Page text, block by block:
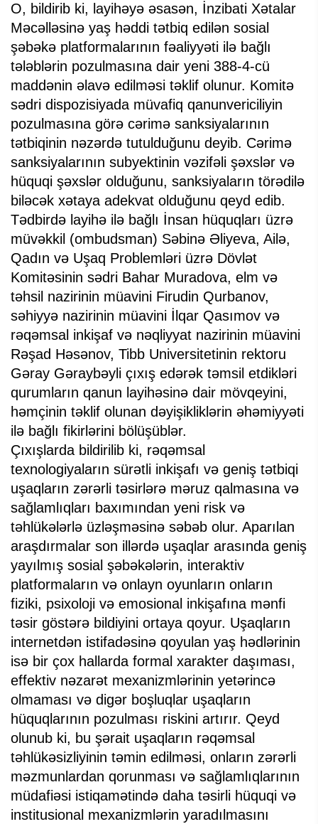
O, bildirib ki, layihəyə əsasən, İnzibati Xətalar
Məcəlləsinə yaş həddi tətbiq edilən sosial
şəbəkə platformalarının fəaliyyəti ilə bağlı
tələblərin pozulmasına dair yeni 388-4-cü
maddənin əlavə edilməsi təklif olunur. Komitə
sədri dispozisiyada müvafiq qanunvericiliyin
pozulmasına görə cərimə sanksiyalarının
tətbiqinin nəzərdə tutulduğunu deyib. Cərimə
sanksiyalarının subyektinin vəzifəli şəxslər və
hüquqi şəxslər olduğunu, sanksiyaların törədilə
biləcək xətaya adekvat olduğunu qeyd edib.
Tədbirdə layihə ilə bağlı İnsan hüquqları üzrə
müvəkkil (ombudsman) Səbinə Əliyeva, Ailə,
Qadın və Uşaq Problemləri üzrə Dövlət
Komitəsinin sədri Bahar Muradova, elm və
təhsil nazirinin müavini Firudin Qurbanov,
səhiyyə nazirinin müavini İlqar Qasımov və
rəqəmsal inkişaf və nəqliyyat nazirinin müavini
Rəşad Həsənov, Tibb Universitetinin rektoru
Gəray Gəraybəyli çıxış edərək təmsil etdikləri
qurumların qanun layihəsinə dair mövqeyini,
həmçinin təklif olunan dəyişikliklərin əhəmiyyəti
ilə bağlı fikirlərini bölüşüblər.
Çıxışlarda bildirilib ki, rəqəmsal
texnologiyaların sürətli inkişafı və geniş tətbiqi
uşaqların zərərli təsirlərə məruz qalmasına və
sağlamlıqları baxımından yeni risk və
təhlükələrlə üzləşməsinə səbəb olur. Aparılan
araşdırmalar son illərdə uşaqlar arasında geniş
yayılmış sosial şəbəkələrin, interaktiv
platformaların və onlayn oyunların onların
fiziki, psixoloji və emosional inkişafına mənfi
təsir göstərə bildiyini ortaya qoyur. Uşaqların
internetdən istifadəsinə qoyulan yaş hədlərinin
isə bir çox hallarda formal xarakter daşıması,
effektiv nəzarət mexanizmlərinin yetərincə
olmaması və digər boşluqlar uşaqların
hüquqlarının pozulması riskini artırır. Qeyd
olunub ki, bu şərait uşaqların rəqəmsal
təhlükəsizliyinin təmin edilməsi, onların zərərli
məzmunlardan qorunması və sağlamlıqlarının
müdafiəsi istiqamətində daha təsirli hüquqi və
institusional mexanizmlərin yaradılmasını